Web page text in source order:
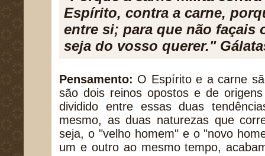
Espírito, contra a carne,
entre si; para que não façais
seja do vosso querer."
Pensamento: O Espírito e a carne
são dois reinos opostos e de
dividido entre essas duas
mesmo, as duas naturezas que
seja, o "velho homem" e o "novo
um e outro ao mesmo tempo,